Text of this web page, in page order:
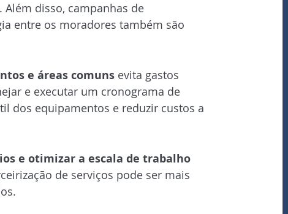
disso, campanhas de
entre os moradores também são
e áreas comuns evita gastos
e executar um cronograma de
dos equipamentos e reduzir custos a
e otimizar a escala de trabalho
de serviços pode ser mais